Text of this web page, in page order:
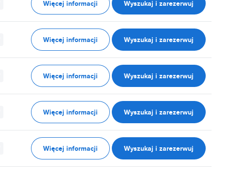
Więcej informacji Wyszukaj i zarezerwuj
Więcej informacji Wyszukaj i zarezerwuj
Więcej informacji Wyszukaj i zarezerwuj
Więcej informacji Wyszukaj i zarezerwuj
Więcej informacji Wyszukaj i zarezerwuj